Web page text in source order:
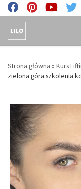
Skip to content
Strona główna » Kurs
zielona góra szkolenia